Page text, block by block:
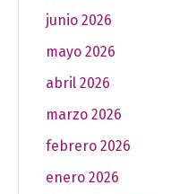
junio 2026
mayo 2026
abril 2026
marzo 2026
febrero 2026
enero 2026